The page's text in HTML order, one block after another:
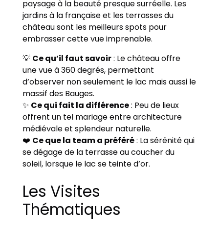
paysage à la beauté presque surréelle. Les
jardins à la française et les terrasses du
château sont les meilleurs spots pour
embrasser cette vue imprenable.
💡 Ce qu’il faut savoir: Le château offre
une vue à 360 degrés, permettant
d’observer non seulement le lac mais aussi le
massif des Bauges.
✨ Ce qui fait la différence: Peu de lieux
offrent un tel mariage entre architecture
médiévale et splendeur naturelle.
❤️ Ce que la team a préféré: La sérénité qui
se dégage de la terrasse au coucher du
soleil, lorsque le lac se teinte d’or.
Les Visites
Thématiques